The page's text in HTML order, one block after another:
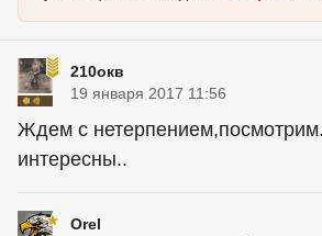
210окв
19 января 2017 11:56
Ждем с
интересны..
Orel